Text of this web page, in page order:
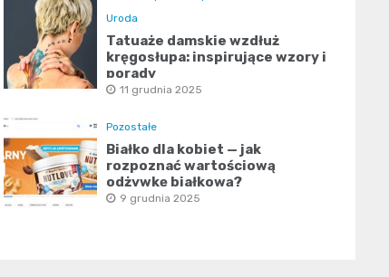
Uroda
Tatuaże damskie wzdłuż
kręgosłupa: inspirujące wzory i
porady
11 grudnia 2025
Pozostałe
Białko dla kobiet — jak
rozpoznać wartościową
odżywkę białkową?
9 grudnia 2025